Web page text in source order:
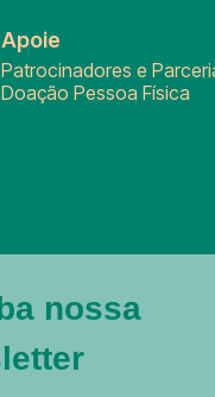
Apoie
Patrocinadores e
Doação Pessoa Física